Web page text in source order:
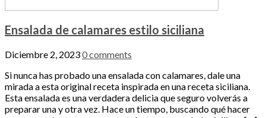
Ensalada de calamares estilo siciliana
Diciembre 2, 20230 comments
Si nunca has probado una ensalada con calamares, dale una
mirada a esta original receta inspirada en una receta siciliana.
Esta ensalada es una verdadera delicia que seguro volverás a
preparar una y otra vez. Hace un tiempo, buscando qué hacer